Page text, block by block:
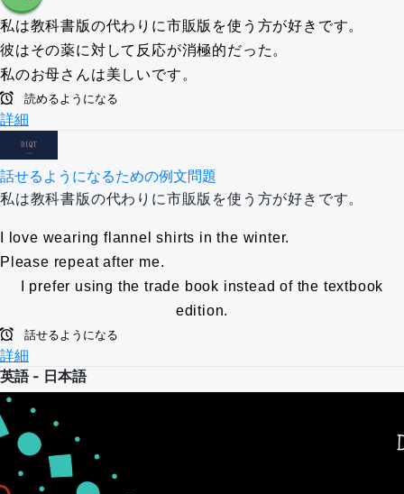
私は教科書版の代わりに市販版を使う方が好きです。
彼はその薬に対して反応が消極的だった。
私のお母さんは美しいです。
読めるようになる
詳細
話せるようになるための例文問題
私は教科書版の代わりに市販版を使う方が好きです。
I love wearing flannel shirts in the winter.
Please repeat after me.
I prefer using the trade book instead of the textbook
edition.
話せるようになる
詳細
英語 - 日本語